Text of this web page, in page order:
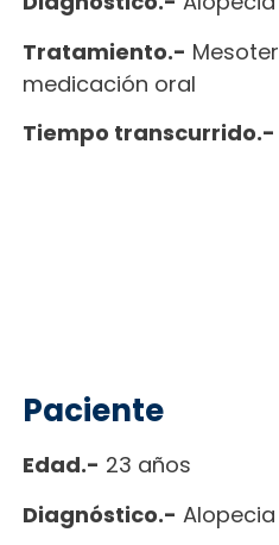
Tratamiento.-
medicación oral
Tiempo transcurrido.-
Paciente
Edad.- 23 años
Diagnóstico.-